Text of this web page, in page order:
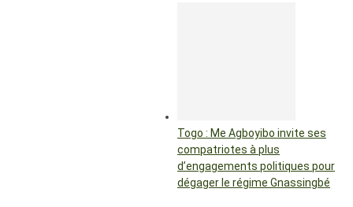
Togo : Me Agboyibo invite ses
compatriotes à plus
d’engagements politiques pour
dégager le régime Gnassingbé